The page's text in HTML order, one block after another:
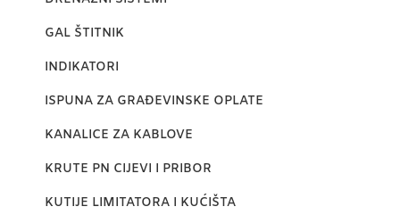
GAL ŠTITNIK
INDIKATORI
ISPUNA ZA GRAĐEVINSKE OPLATE
KANALICE ZA KABLOVE
KRUTE PN CIJEVI I PRIBOR
KUTIJE LIMITATORA I KUĆIŠTA